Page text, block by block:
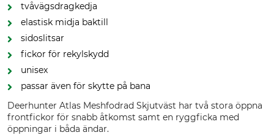
tvåvägsdragkedja
elastisk midja baktill
sidoslitsar
fickor för rekylskydd
unisex
passar även för skytte på bana
Deerhunter Atlas Meshfodrad Skjutväst har två stora öppna
frontfickor för snabb åtkomst samt en ryggficka med
öppningar i båda ändar.